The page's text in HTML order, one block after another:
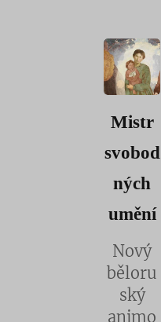
Mistr
svobod
ných
umění
Nový
běloru
ský
animo